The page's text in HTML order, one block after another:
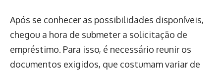
Após se conhecer as possibilidades disponíveis,
chegou a hora de submeter a solicitação de
empréstimo. Para isso, é necessário reunir os
documentos exigidos, que costumam variar de